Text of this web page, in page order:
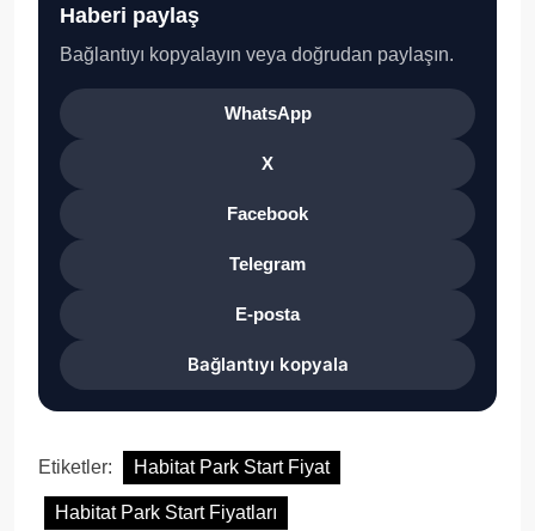
Haberi paylaş
Bağlantıyı kopyalayın veya doğrudan paylaşın.
WhatsApp
X
Facebook
Telegram
E-posta
Bağlantıyı kopyala
Etiketler: Habitat Park Start Fiyat
Habitat Park Start Fiyatları